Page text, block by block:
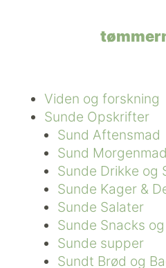
Viden og forskning
Sunde Opskrifter
Sund Aftensmad
Sund Morgenmad
Sunde Drikke og
Sunde Kager &
Sunde Salater
Sunde Snacks
Sunde supper
Sundt Brød og